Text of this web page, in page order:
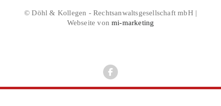
© Döhl & Kollegen - Rechtsanwaltsgesellschaft mbH |
Webseite vonmi-marketing